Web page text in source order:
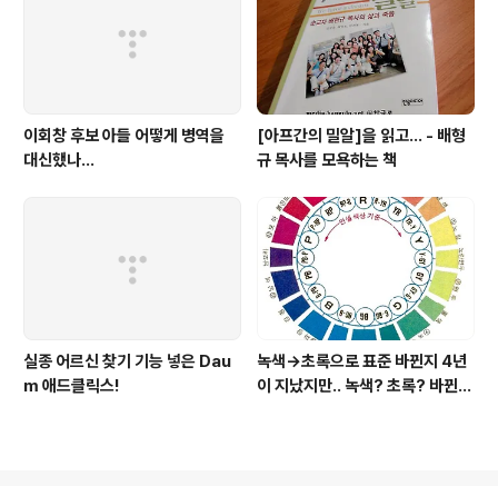
이회창 후보 아들 어떻게 병역을
대신했나...
[아프간의 밀알]을 읽고... - 배형
규 목사를 모욕하는 책
실종 어르신 찾기 기능 넣은 Dau
m 애드클릭스!
녹색→초록으로 표준 바뀐지 4년
이 지났지만.. 녹색? 초록? 바뀐